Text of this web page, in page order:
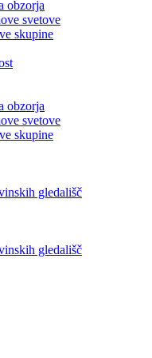
obzorja
svetove
skupine
obzorja
svetove
skupine
gledališč
gledališč